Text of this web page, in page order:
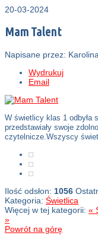
20-03-2024
Mam Talent
Napisane przez:
Wydrukuj
Email
W świetlicy klas 1 odbyła
przedstawiały swoje
czytelnicze.Wszyscy
Ilość odsłon: 1056
Kategoria: Świetlica
Więcej w tej kategorii: «
»
Powrót na górę